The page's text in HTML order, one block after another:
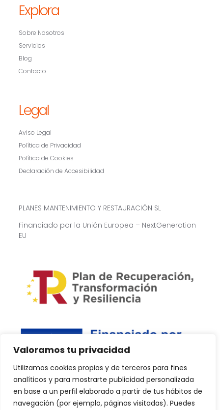
Valoramos tu privacidad
Utilizamos cookies propias y de terceros para fines
analíticos y para mostrarte publicidad personalizada
en base a un perfil elaborado a partir de tus hábitos de
navegación (por ejemplo, páginas visitadas). Puedes
Explora
Sobre Nosotros
Servicios
Blog
Contacto
Legal
Aviso Legal
Política de Privacidad
Política de Cookies
Declaración de Accesibilidad
PLANES MANTENIMIENTO Y RESTAURACIÓN SL
Financiado por la Unión Europea – NextGeneration
EU